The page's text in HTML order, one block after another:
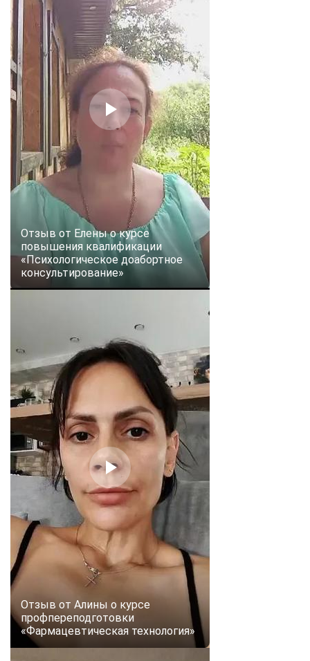
Отзыв от Елены о курсе
повышения квалификации
«Психологическое доабортное
консультирование»
Отзыв от Алины о курсе
профпереподготовки
«Фармацевтическая технология»
ChatApp
online
Мессенджеры
Свяжитесь с нами через любой удобный мессенджер!